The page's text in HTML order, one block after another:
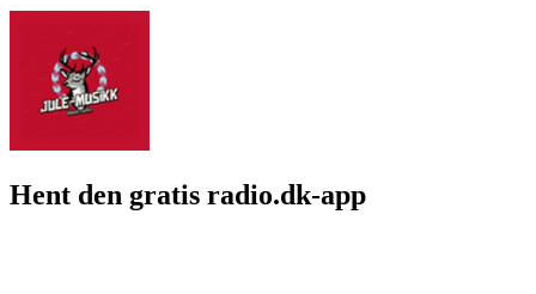
Hent den gratis radio.dk-app